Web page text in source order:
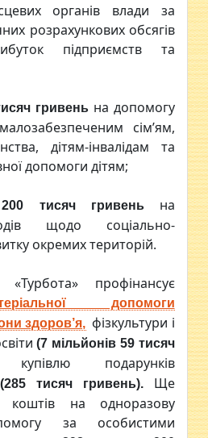
органів влади за
розрахункових обсягів
підприємств та
гривень на допомогу
сім’ям,
дітям-інвалідам та
допомоги дітям;
тисяч гривень на
щодо соціально-
окремих територій.
профінансує
допомоги
здоров’я, фізкультури і
(7 мільйонів 59 тисяч
подарунків
тисяч гривень). Ще
коштів на одноразову
за особистими